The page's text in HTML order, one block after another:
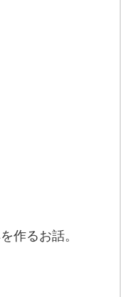
作るお話。